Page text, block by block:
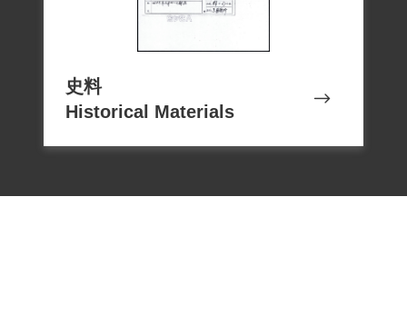
史料
Historical Materials